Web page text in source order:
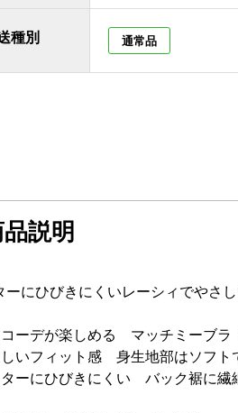
種別 通常品
説明
ーにひびきにくいレーシィでやさ
ーデが楽しめる マッチミーブラ
いフィット感 身生地部はソフト
ーにひびきにくい バック裾に繊